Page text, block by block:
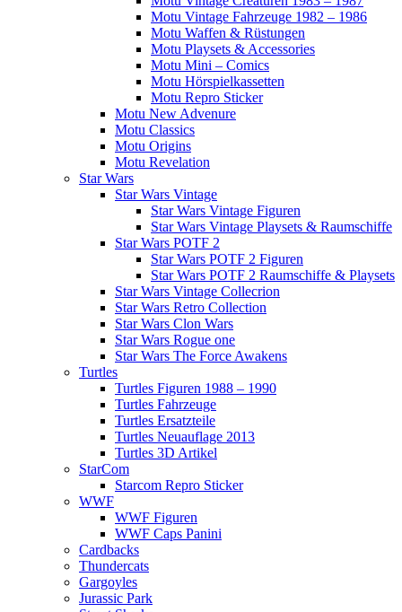
Motu Vintage Fahrzeuge 1982 – 1986
Motu Waffen & Rüstungen
Motu Playsets & Accessories
Motu Mini – Comics
Motu Hörspielkassetten
Motu Repro Sticker
Motu New Advenure
Motu Classics
Motu Origins
Motu Revelation
Star Wars
Star Wars Vintage
Star Wars Vintage Figuren
Star Wars Vintage Playsets & Raumschiffe
Star Wars POTF 2
Star Wars POTF 2 Figuren
Star Wars POTF 2 Raumschiffe & Playsets
Star Wars Vintage Collecrion
Star Wars Retro Collection
Star Wars Clon Wars
Star Wars Rogue one
Star Wars The Force Awakens
Turtles
Turtles Figuren 1988 – 1990
Turtles Fahrzeuge
Turtles Ersatzteile
Turtles Neuauflage 2013
Turtles 3D Artikel
StarCom
Starcom Repro Sticker
WWF
WWF Figuren
WWF Caps Panini
Cardbacks
Thundercats
Gargoyles
Jurassic Park